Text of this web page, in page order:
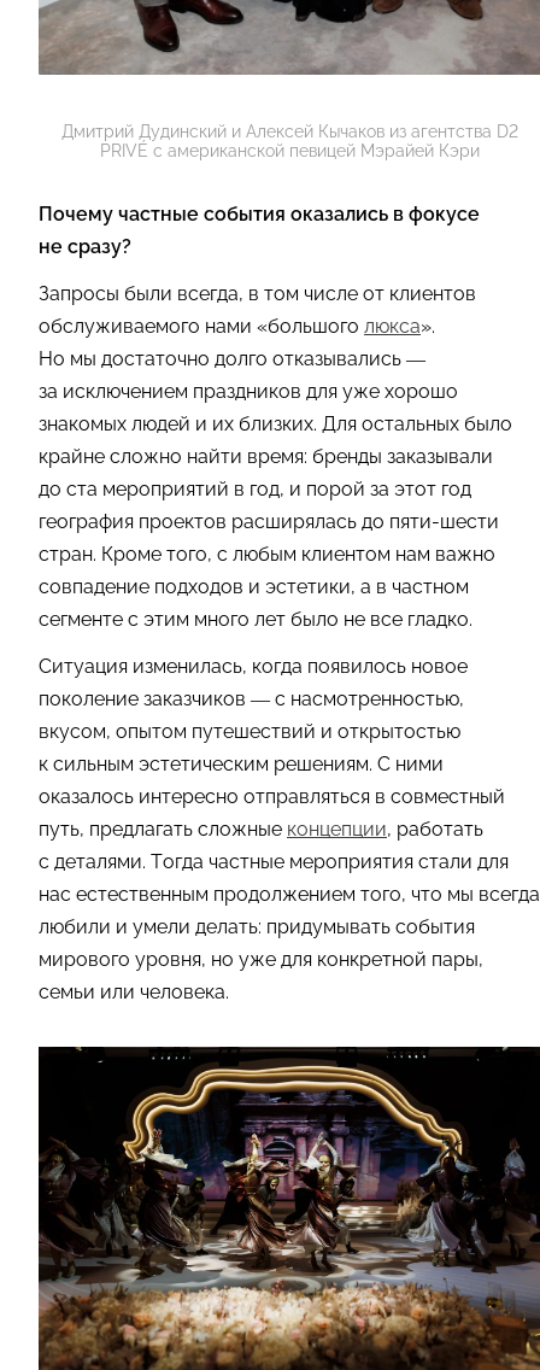
Дмитрий Дудинский и Алексей Кычаков из агентства D2
PRIVÉ с американской певицей Мэрайей Кэри
Почему частные события оказались в фокусе
не сразу?
Запросы были всегда, в том числе от клиентов
обслуживаемого нами «большого люкса».
Но мы достаточно долго отказывались —
за исключением праздников для уже хорошо
знакомых людей и их близких. Для остальных было
крайне сложно найти время: бренды заказывали
до ста мероприятий в год, и порой за этот год
география проектов расширялась до пяти-шести
стран. Кроме того, с любым клиентом нам важно
совпадение подходов и эстетики, а в частном
сегменте с этим много лет было не все гладко.
Ситуация изменилась, когда появилось новое
поколение заказчиков — с насмотренностью,
вкусом, опытом путешествий и открытостью
к сильным эстетическим решениям. С ними
оказалось интересно отправляться в совместный
путь, предлагать сложные концепции, работать
с деталями. Тогда частные мероприятия стали для
нас естественным продолжением того, что мы всегда
любили и умели делать: придумывать события
мирового уровня, но уже для конкретной пары,
семьи или человека.